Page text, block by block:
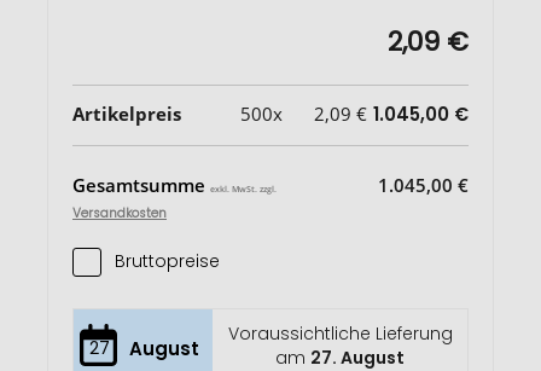
2,09 €
Artikelpreis 500x 2,09 € 1.045,00 €
Gesamtsumme exkl. MwSt. zzgl.
Versandkosten
1.045,00 €
Bruttopreise
27 August
Voraussichtliche Lieferung
am 27. August